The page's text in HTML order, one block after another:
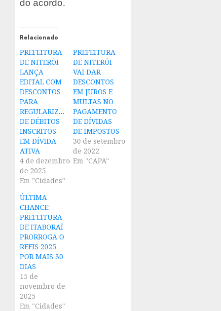
do acordo.
Relacionado
PREFEITURA
DE NITERÓI
LANÇA
EDITAL COM
DESCONTOS
PARA
REGULARIZAÇÃO
DE DÉBITOS
INSCRITOS
EM DÍVIDA
ATIVA
4 de dezembro
de 2025
Em "Cidades"
PREFEITURA
DE NITERÓI
VAI DAR
DESCONTOS
EM JUROS E
MULTAS NO
PAGAMENTO
DE DÍVIDAS
DE IMPOSTOS
30 de setembro
de 2022
Em "CAPA"
ÚLTIMA
CHANCE:
PREFEITURA
DE ITABORAÍ
PRORROGA O
REFIS 2025
POR MAIS 30
DIAS
15 de
novembro de
2025
Em "Cidades"